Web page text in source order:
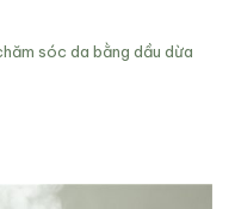
sóc da bằng dầu dừa